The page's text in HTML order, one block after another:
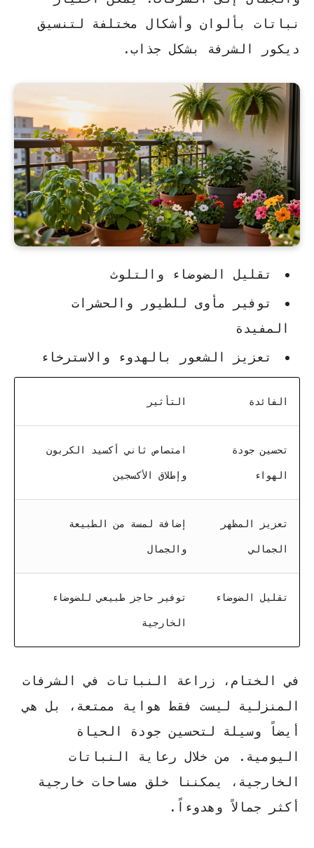
نباتات بألوان وأشكال مختلفة لتنسيق
ديكور الشرفة بشكل جذاب.
تقليل الضوضاء والتلوث
توفير مأوى للطيور والحشرات
المفيدة
تعزيز الشعور بالهدوء والاسترخاء
الفائدة التأثير
تحسين جودة
الهواء
امتصاص ثاني أكسيد الكربون
وإطلاق الأكسجين
تعزيز المظهر
الجمالي
إضافة لمسة من الطبيعة
والجمال
تقليل الضوضاء توفير حاجز طبيعي للضوضاء
الخارجية
في الختام، زراعة النباتات في الشرفات
المنزلية ليست فقط هواية ممتعة، بل هي
أيضاً وسيلة لتحسين جودة الحياة
اليومية. من خلال رعاية النباتات
الخارجية، يمكننا خلق مساحات خارجية
أكثر جمالاً وهدوءاً.